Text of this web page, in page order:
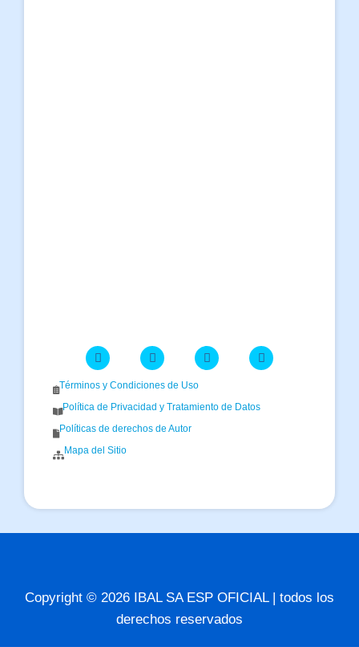
Términos y Condiciones de Uso
Política de Privacidad y Tratamiento de Datos
Políticas de derechos de Autor
Mapa del Sitio
Copyright © 2026 IBAL SA ESP OFICIAL | todos los
derechos reservados